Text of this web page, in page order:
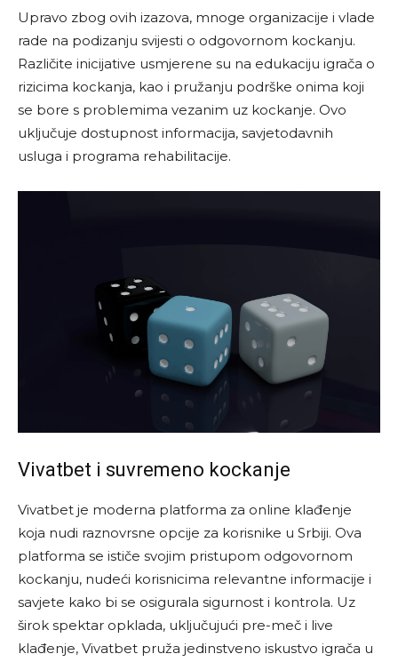
Upravo zbog ovih izazova, mnoge organizacije i vlade
rade na podizanju svijesti o odgovornom kockanju.
Različite inicijative usmjerene su na edukaciju igrača o
rizicima kockanja, kao i pružanju podrške onima koji
se bore s problemima vezanim uz kockanje. Ovo
uključuje dostupnost informacija, savjetodavnih
usluga i programa rehabilitacije.
Vivatbet i suvremeno kockanje
Vivatbet je moderna platforma za online klađenje
koja nudi raznovrsne opcije za korisnike u Srbiji. Ova
platforma se ističe svojim pristupom odgovornom
kockanju, nudeći korisnicima relevantne informacije i
savjete kako bi se osigurala sigurnost i kontrola. Uz
širok spektar opklada, uključujući pre-meč i live
klađenje, Vivatbet pruža jedinstveno iskustvo igrača u